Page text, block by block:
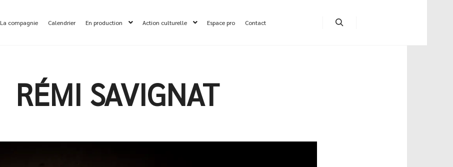
La compagnie Calendrier En production Action culturelle Espace pro
Contact
RÉMI SAVIGNAT